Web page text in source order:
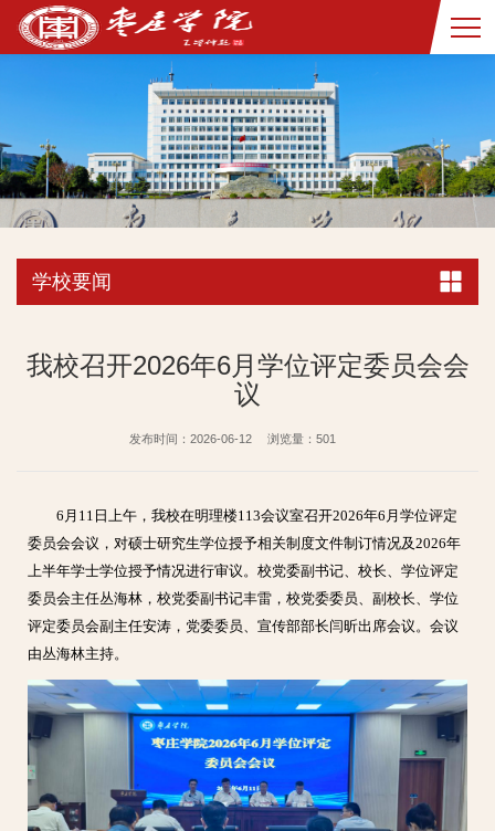
学校要闻
我校召开2026年6月学位评定委员会会
议
发布时间：2026-06-12 浏览量： 501
6月11日上午，我校在明理楼113会议室召开2026年6月学位评定
委员会会议，对硕士研究生学位授予相关制度文件制订情况及2026年
上半年学士学位授予情况进行审议。校党委副书记、校长、学位评定
委员会主任丛海林，校党委副书记丰雷，校党委委员、副校长、学位
评定委员会副主任安涛，党委委员、宣传部部长闫昕出席会议。会议
由丛海林主持。